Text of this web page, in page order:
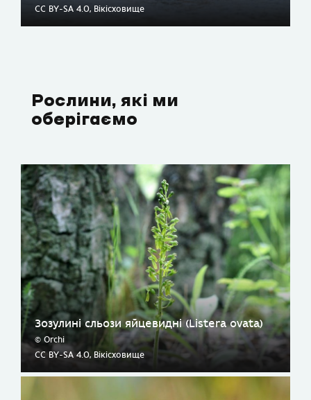
CC BY-SA 4.0, Вікісховище
Рослини, які ми
оберігаємо
Зозулині сльози яйцевидні (Listera ovata)
© Orchi
CC BY-SA 4.0, Вікісховище